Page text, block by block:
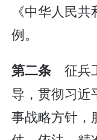
《中华人民
例。
第二条 征兵
导，贯彻习近
事战略方针，